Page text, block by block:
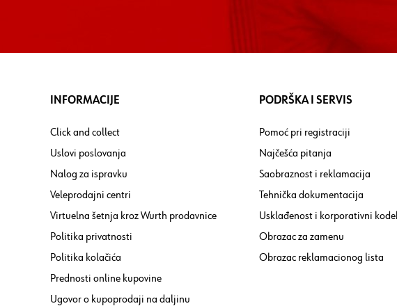
INFORMACIJE
Click and collect
Uslovi poslovanja
Nalog za ispravku
Veleprodajni centri
Virtuelna šetnja kroz Wurth prodavnice
Politika privatnosti
Politika kolačića
Prednosti online kupovine
Ugovor o kupoprodaji na daljinu
PODRŠKA I SERVIS
Pomoć pri registraciji
Najčešća pitanja
Saobraznost i reklamacija
Tehnička dokumentacija
Usklađenost i korporativni
Obrazac za zamenu
Obrazac reklamacionog lista